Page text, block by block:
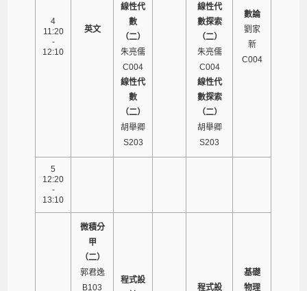
4
11:20
-
12:10
英文
線性代
數
（二）
朱亮儒
C004
線性代
數
（二）
胡舉卿
S203
線性代
數探索
（二）
朱亮儒
C004
線性代
數探索
（二）
胡舉卿
S203
數論
劉家
新
C004
5
12:20
-
13:10
微積分
甲
（二）
郭君逸
B103
程式設
程式設
基礎
物理